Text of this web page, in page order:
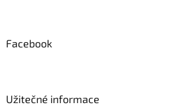
Facebook
Užitečné informace